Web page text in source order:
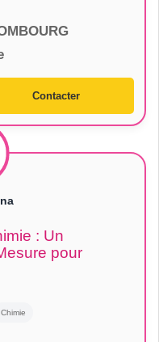
Contacter
: Un
pour
Chimie